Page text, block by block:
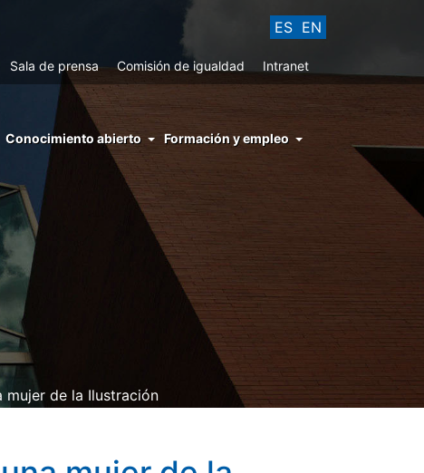
ES EN
Sala de prensa Comisión de igualdad Intranet
menu
conocimiento
abierto
Conocimiento abierto Formación y empleo
mujer de la Ilustración